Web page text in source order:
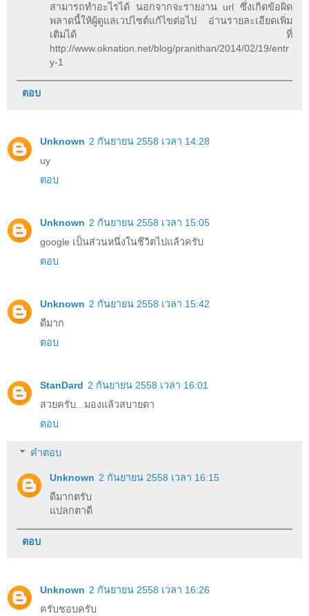
สามารถทำอะไรได้ นอกจากจะรายงาน url ซึ่งเกิดข้อผิด
พลาดนี้ให้ผู้ดูแลเวปไซต์แก้ไขต่อไป อ่านรายละเอียดเพิ่ม
เติมได้ ที่
http://www.oknation.net/blog/pranithan/2014/02/19/entr
y-1
ตอบ
Unknown 2 กันยายน 2558 เวลา 14:28
uy
ตอบ
Unknown 2 กันยายน 2558 เวลา 15:05
google เป็นส่วนหนึ่งในชีวิตไปแล้วครับ
ตอบ
Unknown 2 กันยายน 2558 เวลา 15:42
ดีมาก
ตอบ
StanDard 2 กันยายน 2558 เวลา 16:01
สวยครับ...มองแล้วสบายตา
ตอบ
คำตอบ
Unknown 2 กันยายน 2558 เวลา 16:15
ดีมากตรับ
แปลกตาดี
ตอบ
Unknown 2 กันยายน 2558 เวลา 16:26
ครับชอบครับ